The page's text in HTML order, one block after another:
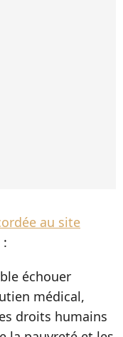
au site
échouer
médical,
droits humains